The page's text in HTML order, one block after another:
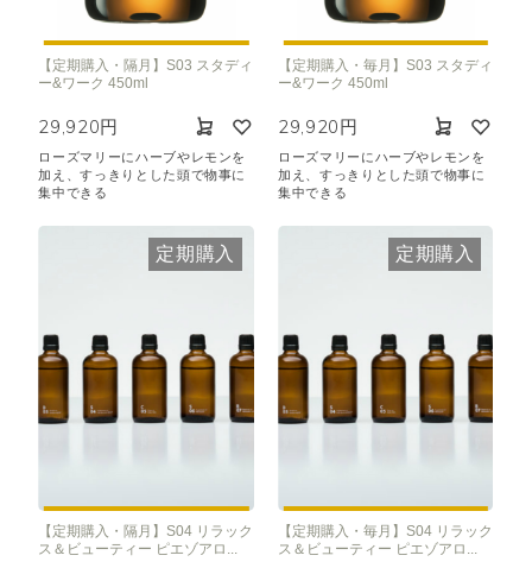
【定期購入・隔月】S03 スタディ
ー&ワーク 450ml
29,920円
ローズマリーにハーブやレモンを
加え、すっきりとした頭で物事に
集中できる
【定期購入・毎月】S03 スタディ
ー&ワーク 450ml
29,920円
ローズマリーにハーブやレモンを
加え、すっきりとした頭で物事に
集中できる
定期購入
【定期購入・隔月】S04 リラック
ス＆ビューティー ピエゾアロ...
定期購入
【定期購入・毎月】S04 リラック
ス＆ビューティー ピエゾアロ...